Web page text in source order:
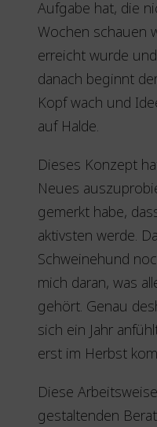
Aufgabe hat, die
Wochen schauen
erreicht wurde
danach beginnt
Kopf wach und
auf Halde.
Dieses Konzept
Neues
gemerkt habe,
aktivsten werde.
Schweinehund
mich daran, was
gehört. Genau
sich ein Jahr
erst im Herbst
Diese
gestaltenden